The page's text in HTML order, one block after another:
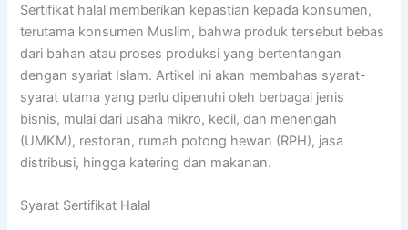
Sertifikat halal memberikan kepastian kepada konsumen,
terutama konsumen Muslim, bahwa produk tersebut bebas
dari bahan atau proses produksi yang bertentangan
dengan syariat Islam. Artikel ini akan membahas syarat-
syarat utama yang perlu dipenuhi oleh berbagai jenis
bisnis, mulai dari usaha mikro, kecil, dan menengah
(UMKM), restoran, rumah potong hewan (RPH), jasa
distribusi, hingga katering dan makanan.
Syarat Sertifikat Halal